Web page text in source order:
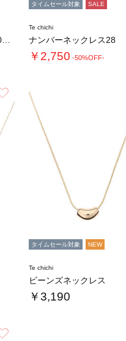
タイムセール対象 SALE
Te chichi
ナンバーネックレス28
￥2,750 -50%OFF-
お気に入り
タイムセール対象 NEW
Te chichi
ビーンズネックレス
￥3,190